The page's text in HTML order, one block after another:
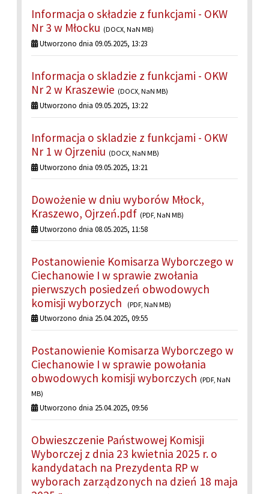
Informacja o składzie z funkcjami - OKW
Nr 3 w Młocku (DOCX, NaN MB)
Utworzono dnia 09.05.2025, 13:23
Informacja o skladzie z funkcjami - OKW
Nr 2 w Kraszewie (DOCX, NaN MB)
Utworzono dnia 09.05.2025, 13:22
Informacja o skladzie z funkcjami - OKW
Nr 1 w Ojrzeniu (DOCX, NaN MB)
Utworzono dnia 09.05.2025, 13:21
Dowożenie w dniu wyborów Młock,
Kraszewo, Ojrzeń.pdf (PDF, NaN MB)
Utworzono dnia 08.05.2025, 11:58
Postanowienie Komisarza Wyborczego w
Ciechanowie I w sprawie zwołania
pierwszych posiedzeń obwodowych
komisji wyborzych
(PDF, NaN MB)
Utworzono dnia 25.04.2025, 09:55
Postanowienie Komisarza Wyborczego w
Ciechanowie I w sprawie powołania
obwodowych komisji wyborczych (PDF, NaN
MB)
Utworzono dnia 25.04.2025, 09:56
Obwieszczenie Państwowej Komisji
Wyborczej z dnia 23 kwietnia 2025 r. o
kandydatach na Prezydenta RP w
wyborach zarządzonych na dzień 18 maja